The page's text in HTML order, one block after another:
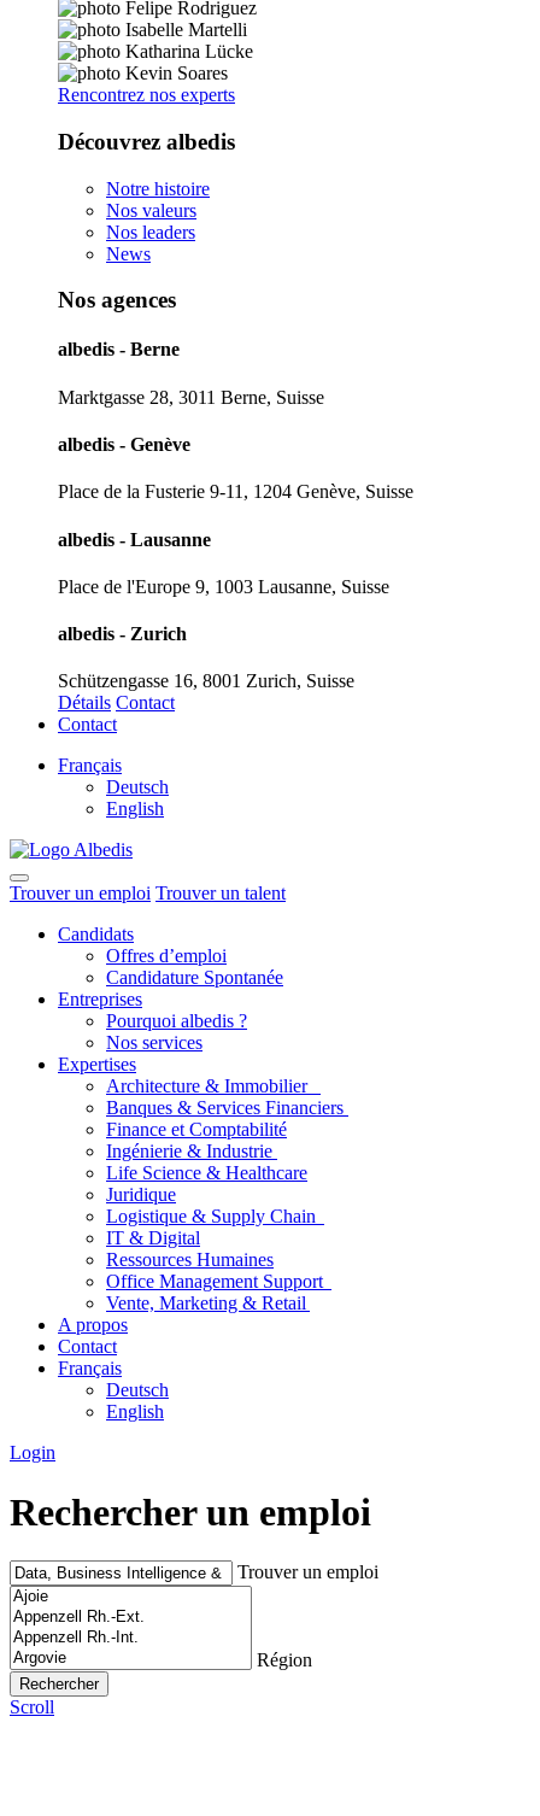
Rencontrez nos experts
Découvrez albedis
Notre histoire
Nos valeurs
Nos leaders
News
Nos agences
albedis - Berne
Marktgasse 28, 3011 Berne, Suisse
albedis - Genève
Place de la Fusterie 9-11, 1204 Genève, Suisse
albedis - Lausanne
Place de l'Europe 9, 1003 Lausanne, Suisse
albedis - Zurich
Schützengasse 16, 8001 Zurich, Suisse
Détails Contact
Contact
Français
Deutsch
English
Trouver un emploi Trouver un talent
Candidats
Offres d’emploi
Candidature Spontanée
Entreprises
Pourquoi albedis ?
Nos services
Expertises
Architecture & Immobilier
Banques & Services Financiers
Finance et Comptabilité
Ingénierie & Industrie
Life Science & Healthcare
Juridique
Logistique & Supply Chain
IT & Digital
Ressources Humaines
Office Management Support
Vente, Marketing & Retail
A propos
Contact
Français
Deutsch
English
Login
Rechercher un emploi
Trouver un emploi
Région
Scroll